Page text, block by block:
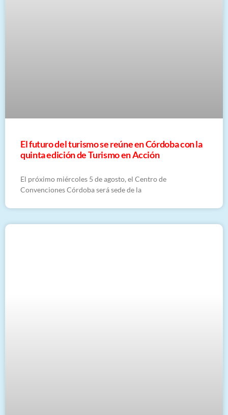
El futuro del turismo se reúne en Córdoba con la
quinta edición de Turismo en Acción
El próximo miércoles 5 de agosto, el Centro de
Convenciones Córdoba será sede de la